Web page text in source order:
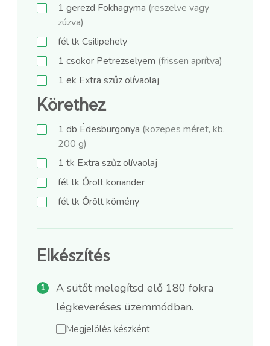
1 gerezd Fokhagyma (reszelve vagy
zúzva)
féltk Csilipehely
1 csokor Petrezselyem (frissen aprítva)
1 ek Extra szűz olívaolaj
Körethez
1 db Édesburgonya (közepes méret, kb.
200 g)
1 tk Extra szűz olívaolaj
féltk Őrölt koriander
féltk Őrölt kömény
Elkészítés
A sütőt melegítsd elő 180 fokra
légkeveréses üzemmódban.
Megjelölés készként